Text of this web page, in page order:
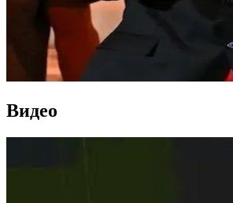
Видео